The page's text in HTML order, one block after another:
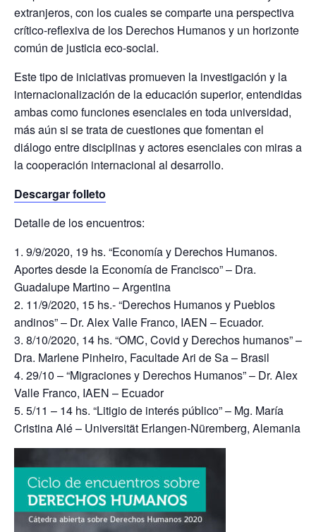
extranjeros, con los cuales se comparte una perspectiva
crítico-reflexiva de los Derechos Humanos y un horizonte
común de justicia eco-social.
Este tipo de iniciativas promueven la investigación y la
internacionalización de la educación superior, entendidas
ambas como funciones esenciales en toda universidad,
más aún si se trata de cuestiones que fomentan el
diálogo entre disciplinas y actores esenciales con miras a
la cooperación internacional al desarrollo.
Descargar folleto
Detalle de los encuentros:
9/9/2020, 19 hs. “Economía y Derechos Humanos.
Aportes desde la Economía de Francisco” – Dra.
Guadalupe Martino – Argentina
11/9/2020, 15 hs.- “Derechos Humanos y Pueblos
andinos” – Dr. Alex Valle Franco, IAEN – Ecuador.
8/10/2020, 14 hs. “OMC, Covid y Derechos humanos” –
Dra. Marlene Pinheiro, Facultade Ari de Sa – Brasil
29/10 – “Migraciones y Derechos Humanos” – Dr. Alex
Valle Franco, IAEN – Ecuador
5/11 – 14 hs. “Litigio de interés público” – Mg. María
Cristina Alé – Universität Erlangen-Nüremberg, Alemania